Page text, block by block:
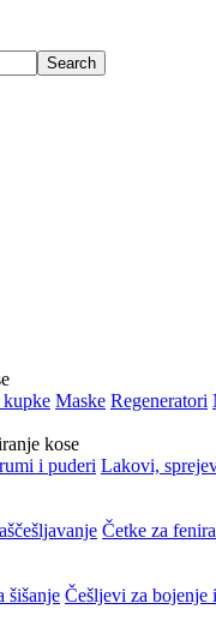
kupke Maske Regeneratori
kose
i puderi Lakovi,
Četke za
šišanje Češljevi za bojenje